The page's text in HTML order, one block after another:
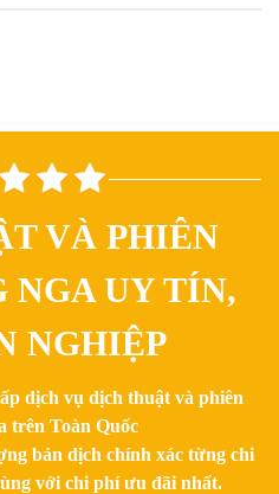
VÀ PHIÊN
NGA UY TÍN,
NGHIỆP
dịch vụ dịch thuật và phiên
trên Toàn Quốc
bản dịch chính xác từng chi
với chi phí ưu đãi nhất.